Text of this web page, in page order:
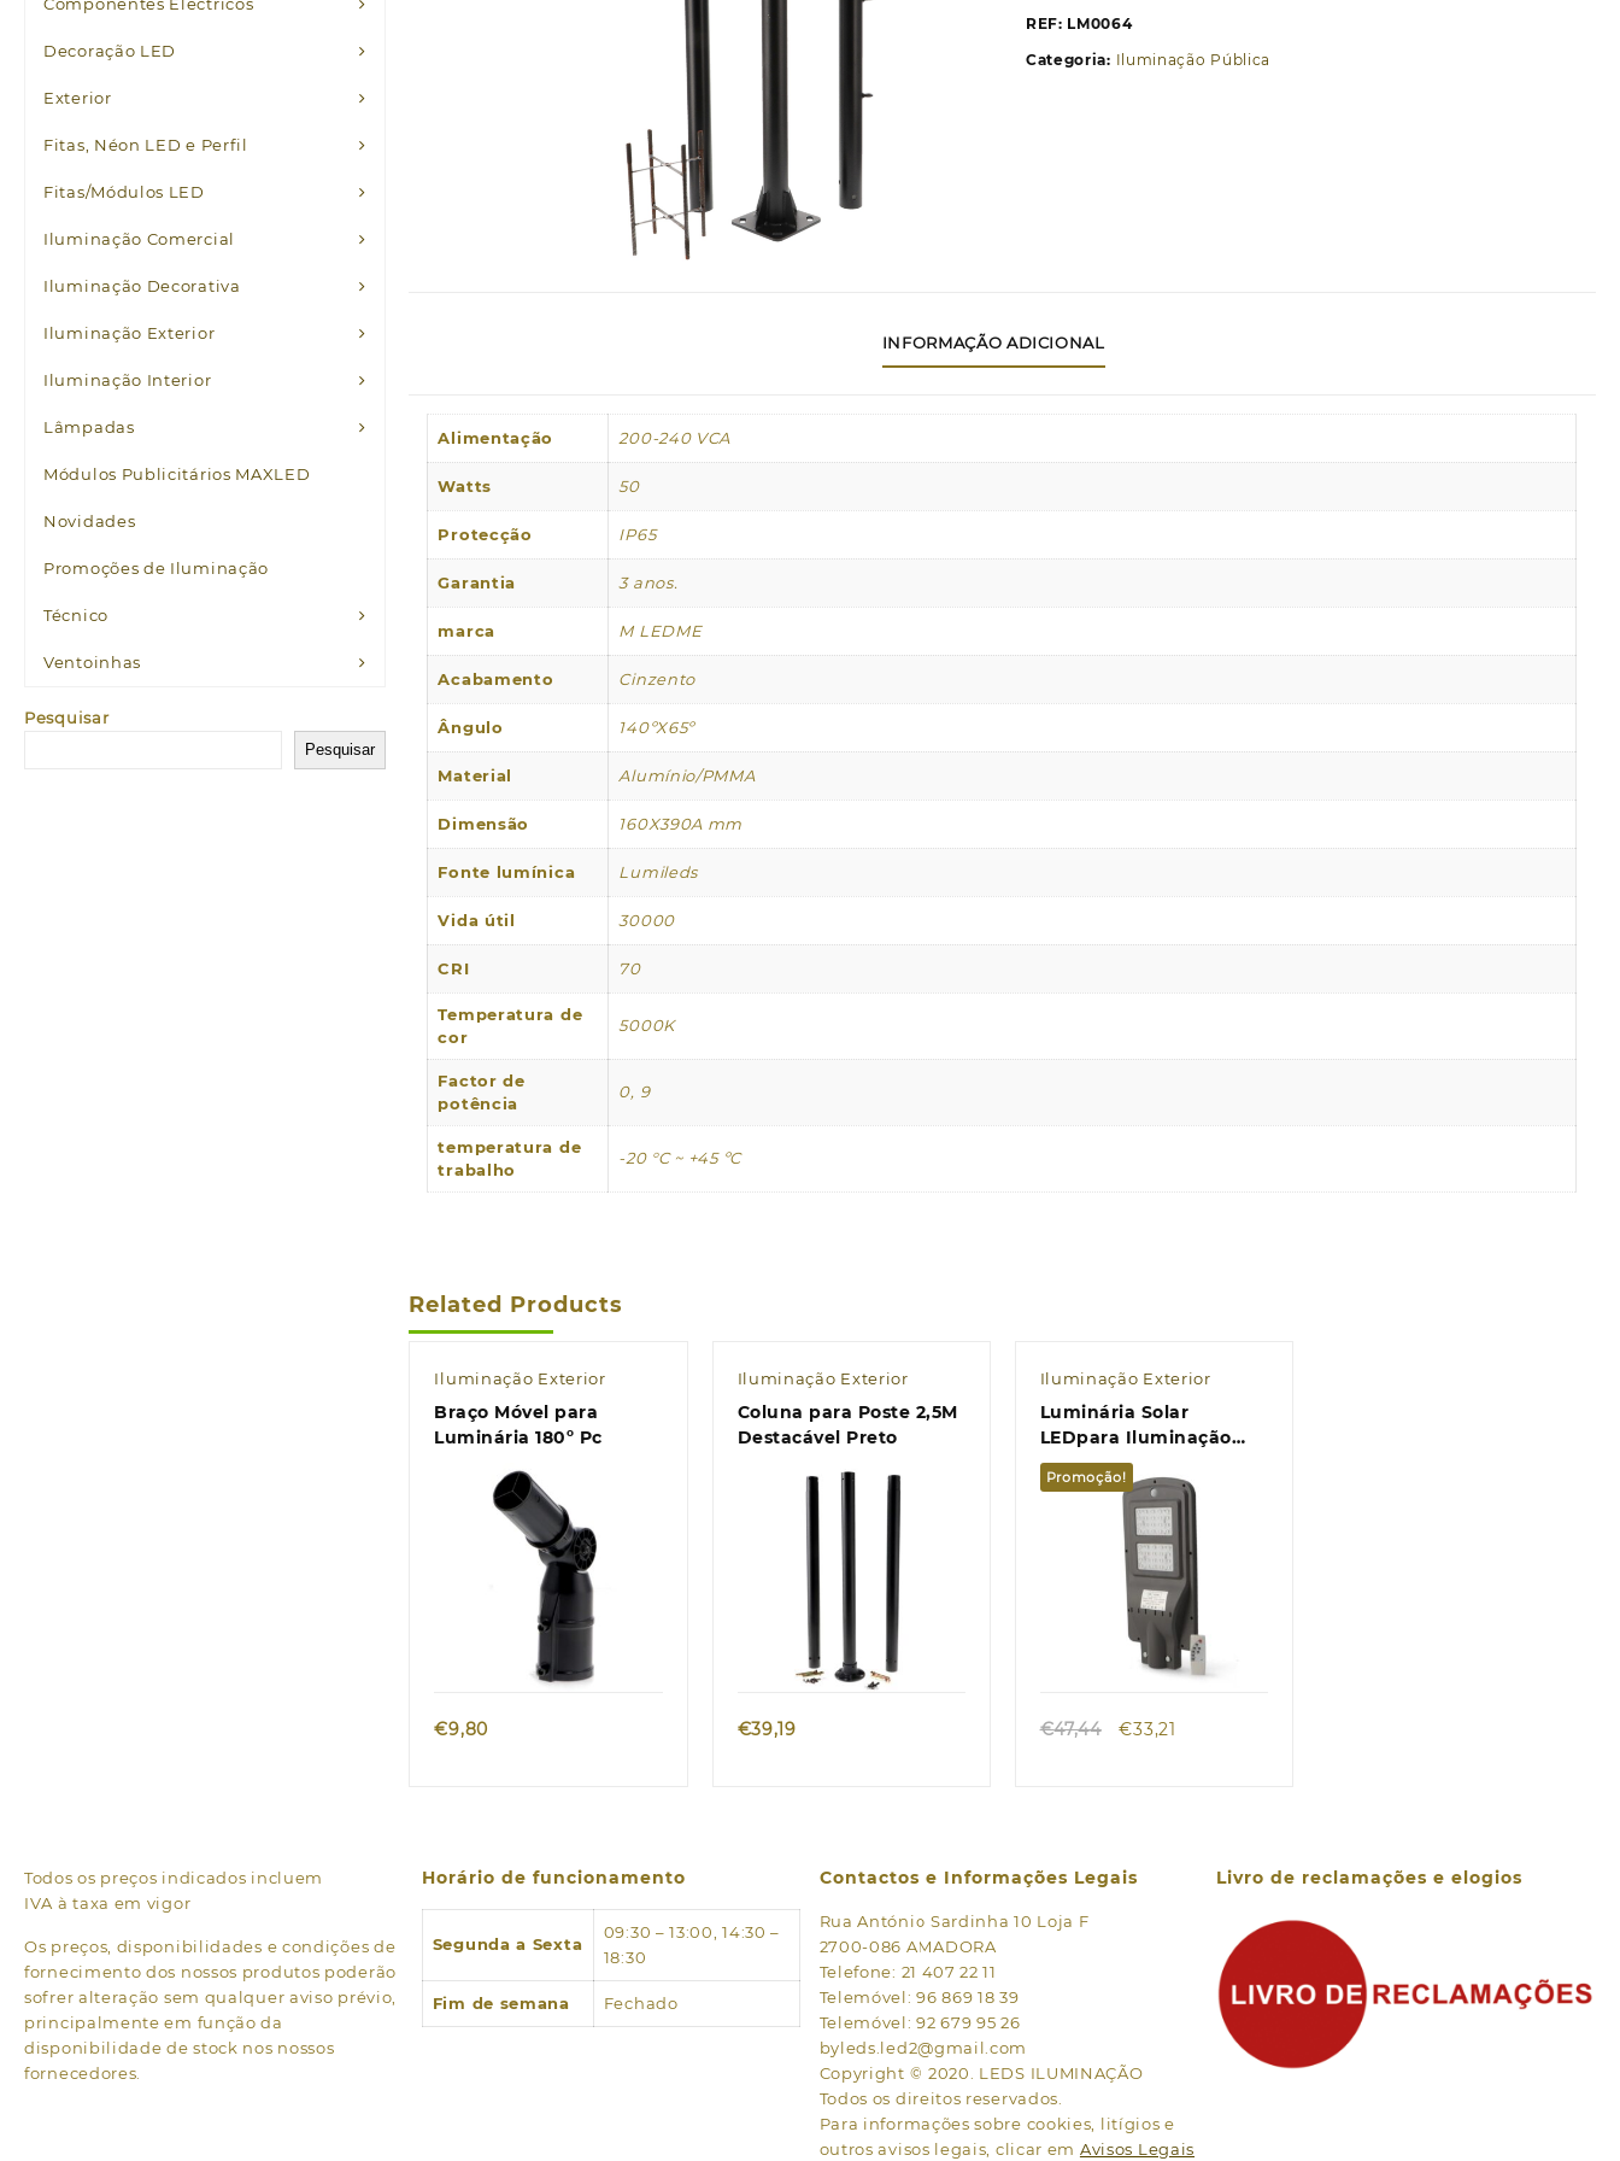
Decoração LED
Exterior
Fitas, Néon LED e Perfil
Fitas/Módulos LED
Iluminação Comercial
Iluminação Decorativa
Iluminação Exterior
Iluminação Interior
Lâmpadas
Módulos Publicitários MAXLED
Novidades
Promoções de Iluminação
Técnico
Ventoinhas
Pesquisar
Pesquisar
Grinalda
REF: LM0064
Categoria: Iluminação Pública
INFORMAÇÃO ADICIONAL
Alimentação 200-240 VCA
Watts 50
Protecção IP65
Garantia 3 anos.
marca M LEDME
Acabamento Cinzento
Ângulo 140ºX65º
Material Alumínio/PMMA
Dimensão 160X390A mm
Fonte lumínica Lumileds
Vida útil 30000
CRI 70
Temperatura de
cor
5000K
Factor de
potência
0, 9
temperatura de
trabalho
-20 °C ~ +45 ºC
Related Products
Iluminação Exterior
Braço Móvel para
Luminária 180º Pc
Quick view
€9,80
Iluminação Exterior
Coluna para Poste 2,5M
Destacável Preto
Quick view
€39,19
Iluminação Exterior
Luminária Solar
LEDpara Iluminação
Pública 40W com
Sensor
Promoção!
Quick view
€47,44
O
€33,21
Todos os preços indicados incluem
IVA à taxa em vigor
Os preços, disponibilidades e condições de
fornecimento dos nossos produtos poderão
sofrer alteração sem qualquer aviso prévio,
principalmente em função da
disponibilidade de stock nos nossos
fornecedores.
Horário de funcionamento
Segunda a Sexta
09:30 – 13:00, 14:30 –
18:30
Fim de semana Fechado
Contactos e Informações Legais
Rua António Sardinha 10 Loja F
2700-086 AMADORA
Telefone: 21 407 22 11
Telemóvel: 96 869 18 39
Telemóvel: 92 679 95 26
byleds.led2@gmail.com
Copyright © 2020. LEDS ILUMINAÇÃO
Todos os direitos reservados.
Para informações sobre cookies, litígios e
outros avisos legais, clicar em Avisos Legais
Livro de reclamações e elogios